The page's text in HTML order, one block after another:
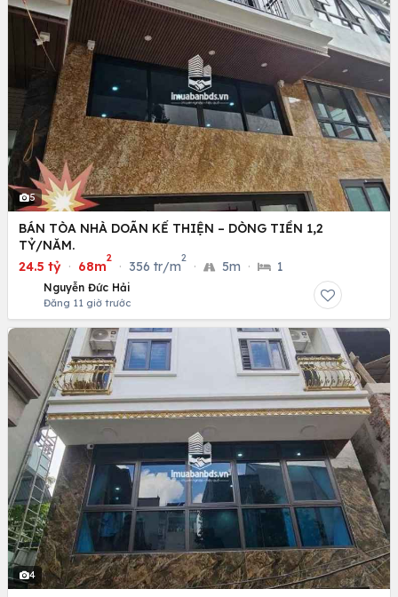
5
BÁN TÒA NHÀ DOÃN KẾ THIỆN – DÒNG TIỀN 1,2
TỶ/NĂM.
24.5 tỷ · 68m
2
· 356 tr/m
2
· 5m · 1
Nguyễn Đức Hải
Đăng 11 giờ trước
4